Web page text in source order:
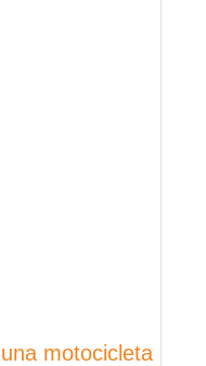
motocicleta